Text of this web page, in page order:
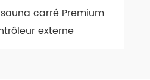
carré Premium
externe